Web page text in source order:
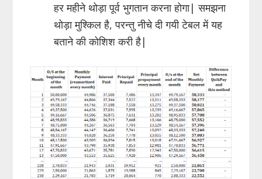
हर महीने थोड़ा पूर्व भुगतान करना होगा| समझना
थोड़ा मुश्किल है, परन्तु नीचे दी गयी टेबल में यह
बताने की कोशिश करी है|